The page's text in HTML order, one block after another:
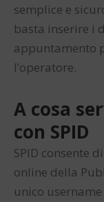
semplice e
basta inserire i
appuntamento
l’operatore.
A cosa
con SPID
SPID consente
online della
unico